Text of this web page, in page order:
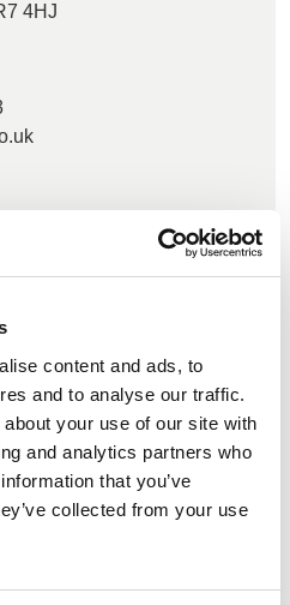
content and ads, to
and to analyse our traffic.
your use of our site with
and analytics partners who
that you’ve
collected from your use
4HJ